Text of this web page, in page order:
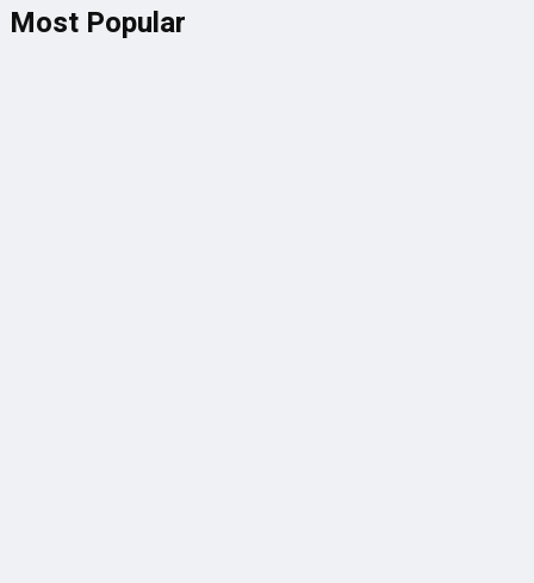
Most Popular